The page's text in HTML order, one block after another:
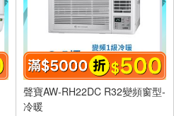
聲寶AW-RH22DC R32變頻窗型-
冷暖